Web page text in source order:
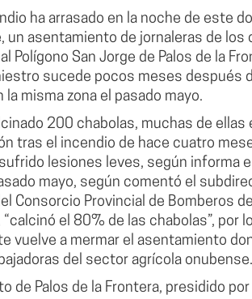
ha arrasado en la noche de este
un asentamiento de jornaleras de los
Polígono San Jorge de Palos de la
sucede pocos meses después
la misma zona el pasado mayo.
200 chabolas, muchas de ellas
tras el incendio de hace cuatro
lesiones leves, según informa
mayo, según comentó el
Consorcio Provincial de Bomberos
“calcinó el 80% de las chabolas”, por
vuelve a mermar el asentamiento
del sector agrícola onubense.
de Palos de la Frontera, presidido